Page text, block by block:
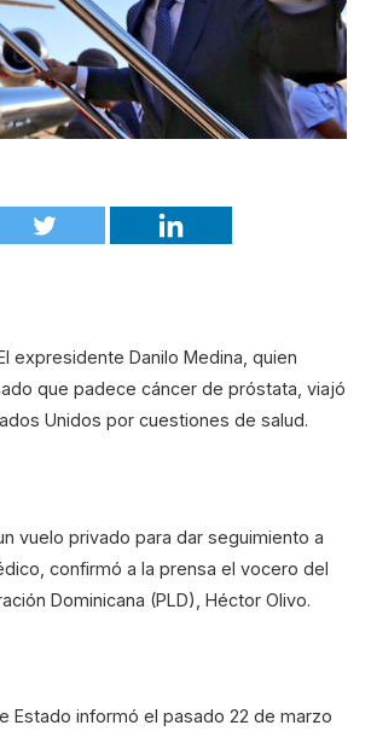
expresidente Danilo Medina, quien
que padece cáncer de próstata, viajó
Unidos por cuestiones de salud.
vuelo privado para dar seguimiento a
confirmó a la prensa el vocero del
Dominicana (PLD), Héctor Olivo.
Estado informó el pasado 22 de marzo